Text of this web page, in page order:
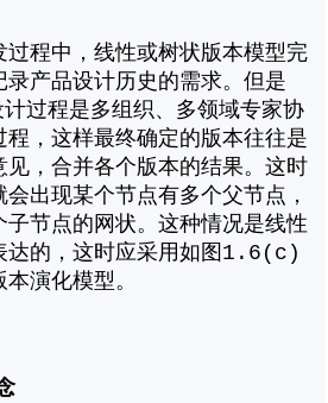
程中，线性或树状版本模型完
产品设计历史的需求。但是
计过程是多组织、多领域专家协
，这样最终确定的版本往往是
，合并各个版本的结果。这时
出现某个节点有多个父节点，
子节点的网状。这种情况是线性
达的，这时应采用如图1.6(c)
演化模型。